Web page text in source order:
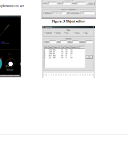
1 2